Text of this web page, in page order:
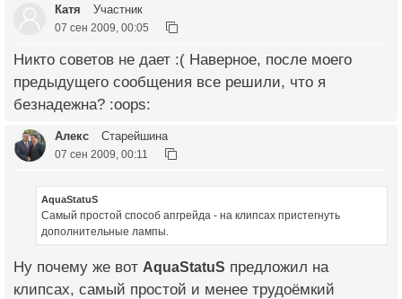
Катя Участник
07 сен 2009, 00:05
Никто советов не дает :( Наверное, после моего
предыдущего сообщения все решили, что я
безнадежна? :oops:
Алекс Старейшина
07 сен 2009, 00:11
AquaStatuS
Самый простой способ апгрейда - на клипсах пристегнуть
дополнительные лампы.
Ну почему же вот AquaStatuS предложил на
клипсах, самый простой и менее трудоёмкий